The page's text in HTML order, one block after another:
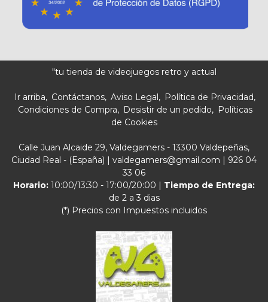
"tu tienda de videojuegos retro y actual
Ir arriba Contáctanos Aviso Legal
Política de Privacidad
Condiciones de Compra
Desistir de un pedido
Políticas
de Cookies
Calle Juan Alcaide 29, Valdegamers - 13300 Valdepeñas,
Ciudad Real - (España) | valdegamers@gmail.com | 926 04
33 06
Horario: 10:00/13:30 - 17:00/20:00 | Tiempo de Entrega:
de 2 a 3 dias
(*) Precios con Impuestos incluidos